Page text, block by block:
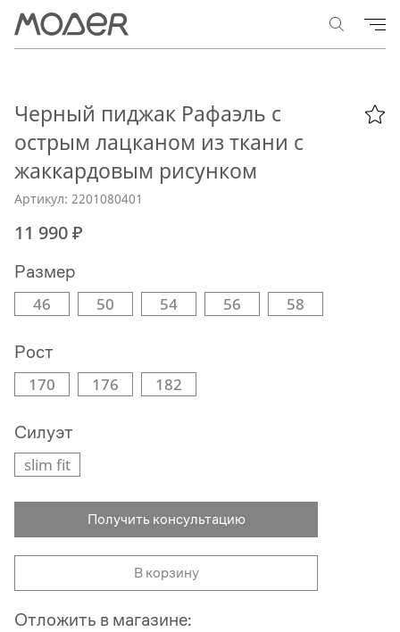
Черный пиджак Рафаэль с
острым лацканом из ткани с
жаккардовым рисунком
Артикул: 2201080401
11 990 ₽
Размер
46 50 54 56 58
Рост
170 176 182
Силуэт
slim fit
Получить консультацию
В корзину
Отложить в магазине: